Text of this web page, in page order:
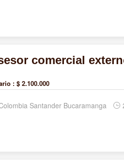
comercial
: $ 2.100.000
Santander Bucaramanga